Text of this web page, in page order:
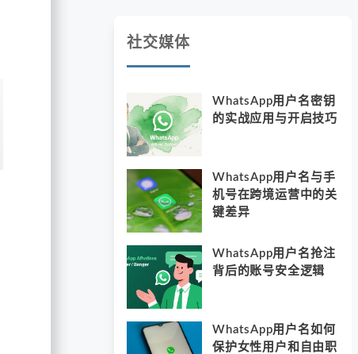
社交媒体
WhatsApp用户名密钥
的实战应用与开启技巧
WhatsApp用户名与手
机号在跨境运营中的关
键差异
WhatsApp用户名抢注
背后的账号安全逻辑
WhatsApp用户名如何
保护女性用户和自由职